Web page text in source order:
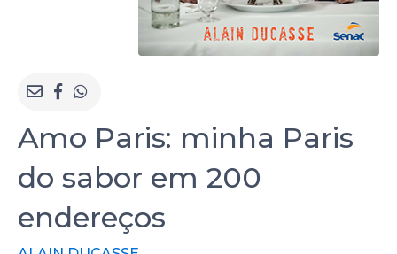
Amo Paris: minha Paris
do sabor em 200
endereços